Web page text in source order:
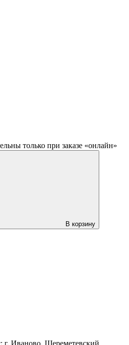
только при заказе «онлайн»
В корзину
Иваново, Шереметевский